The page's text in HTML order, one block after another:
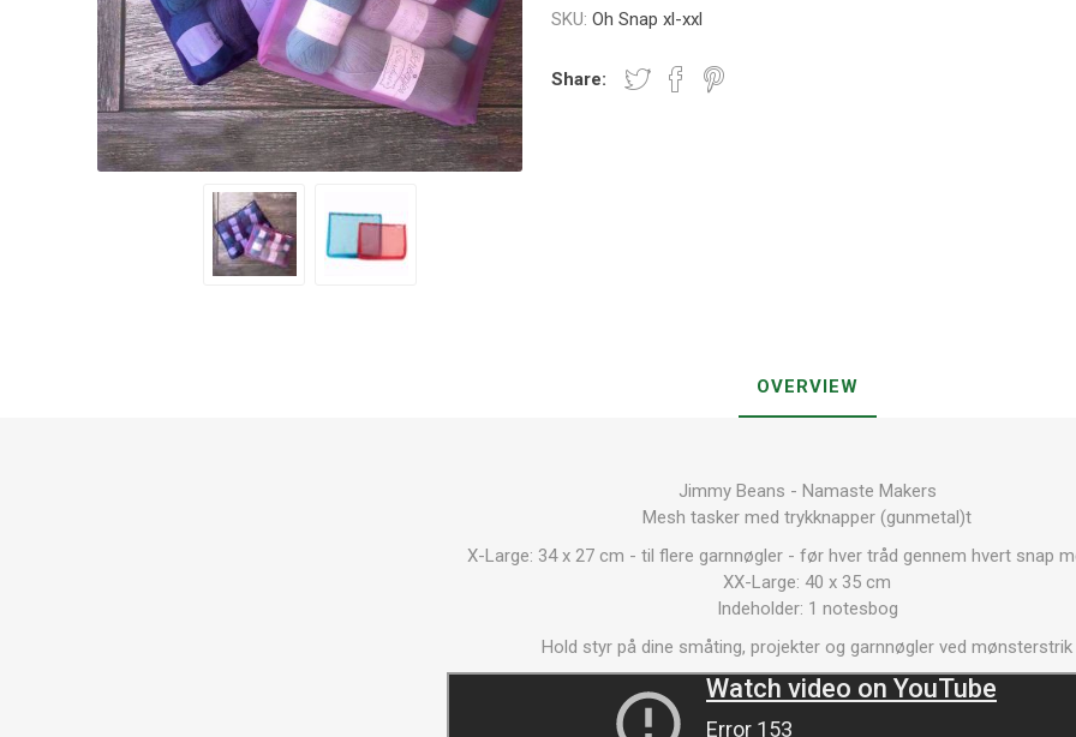
SKU: Oh Snap xl-xxl
Share:
OVERVIEW
Jimmy Beans - Namaste Makers
Mesh tasker med trykknapper (gunmetal)t
X-Large: 34 x 27 cm - til flere garnnøgler - før hver tråd gennem hvert snap
XX-Large: 40 x 35 cm
Indeholder: 1 notesbog
Hold styr på dine småting, projekter og garnnøgler ved mønsterstrik